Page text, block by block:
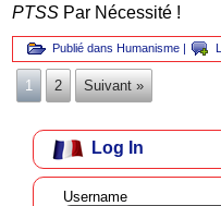
PTSS Par Nécessité !
Publié dans Humanisme
1 2 Suivant »
Log In
Username